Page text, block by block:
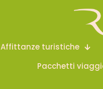
Affittanze turistiche
Pacchetti